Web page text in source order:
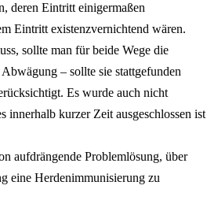
deren Eintritt einigermaßen
Eintritt existenzvernichtend wären.
sollte man für beide Wege die
– sollte sie stattgefunden
Es wurde auch nicht
kurzer Zeit ausgeschlossen ist
aufdrängende Problemlösung, über
eine Herdenimmunisierung zu